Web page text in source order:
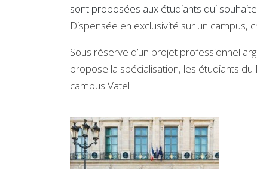
sont proposées aux étudiants qui
Dispensée en exclusivité sur un campus,
Sous réserve d’un projet professionnel
propose la spécialisation, les étudiants
campus Vatel